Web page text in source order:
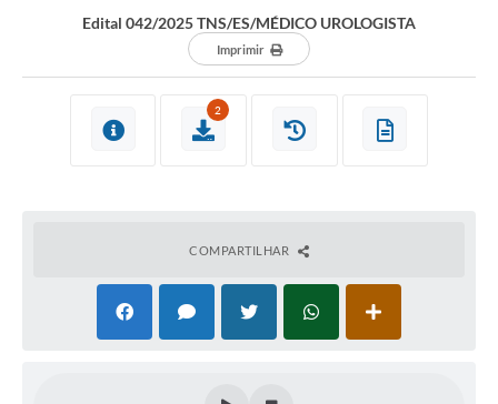
Edital 042/2025 TNS/ES/MÉDICO UROLOGISTA
Imprimir
2
COMPARTILHAR